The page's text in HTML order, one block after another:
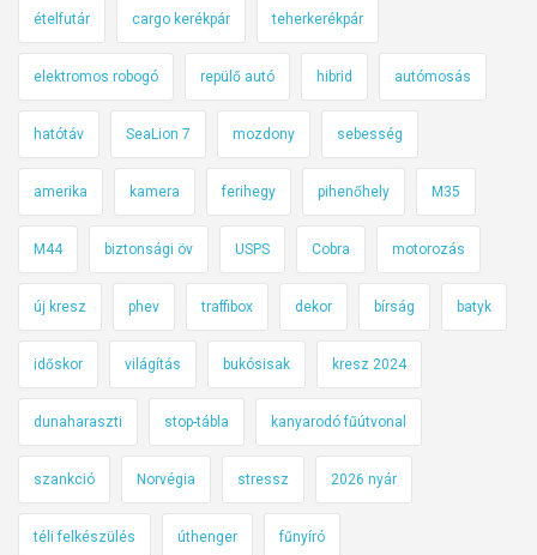
ételfutár cargo kerékpár teherkerékpár
elektromos robogó repülő autó hibrid autómosás
hatótáv SeaLion 7 mozdony sebesség
amerika kamera ferihegy pihenőhely M35
M44 biztonsági öv USPS Cobra motorozás
új kresz phev traffibox dekor bírság batyk
időskor világítás bukósisak kresz 2024
dunaharaszti stop-tábla kanyarodó fűútvonal
szankció Norvégia stressz 2026 nyár
téli felkészülés úthenger fűnyíró